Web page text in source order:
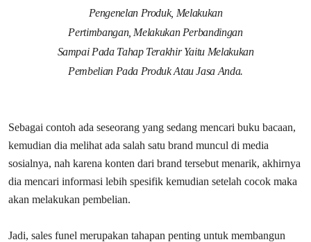
Pengenelan Produk, Melakukan
Pertimbangan, Melakukan Perbandingan
Sampai Pada Tahap Terakhir Yaitu Melakukan
Pembelian Pada Produk Atau Jasa Anda.
Sebagai contoh ada seseorang yang sedang mencari buku bacaan,
kemudian dia melihat ada salah satu brand muncul di media
sosialnya, nah karena konten dari brand tersebut menarik, akhirnya
dia mencari informasi lebih spesifik kemudian setelah cocok maka
akan melakukan pembelian.
Jadi, sales funel merupakan tahapan penting untuk membangun